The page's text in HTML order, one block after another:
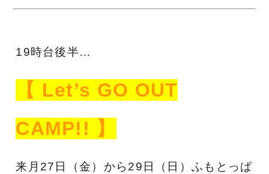
19時台後半…
【 Let’s GO OUT
CAMP!! 】
来月27日（金）から29日（日）ふもとっぱ